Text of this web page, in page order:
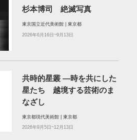
杉本博司 絶滅写真
東京国立近代美術館 | 東京都
2026年6月16日~9月13日
共時的星叢 ―時を共にした
星たち 越境する芸術のま
なざし
東京都現代美術館 | 東京都
2026年9月5日~12月13日